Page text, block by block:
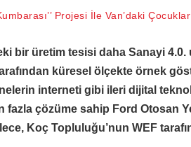
Projesi İle Van’daki
bir üretim tesisi daha Sanayi 4.0.
küresel ölçekte örnek
interneti gibi ileri dijital
fazla çözüme sahip Ford Otosan
Koç Topluluğu’nun WEF